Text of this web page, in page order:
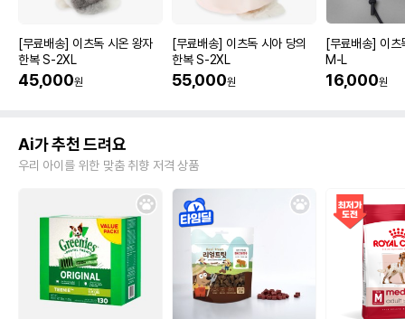
[무료배송] 이츠독 시온 왕자
한복 S-2XL
45,000원
[무료배송] 이츠독 시아 당의
한복 S-2XL
55,000원
[무료배송] 이츠
M-L
16,000원
Ai가 추천 드려요
우리 아이를 위한 맞춤 취향 저격 상품